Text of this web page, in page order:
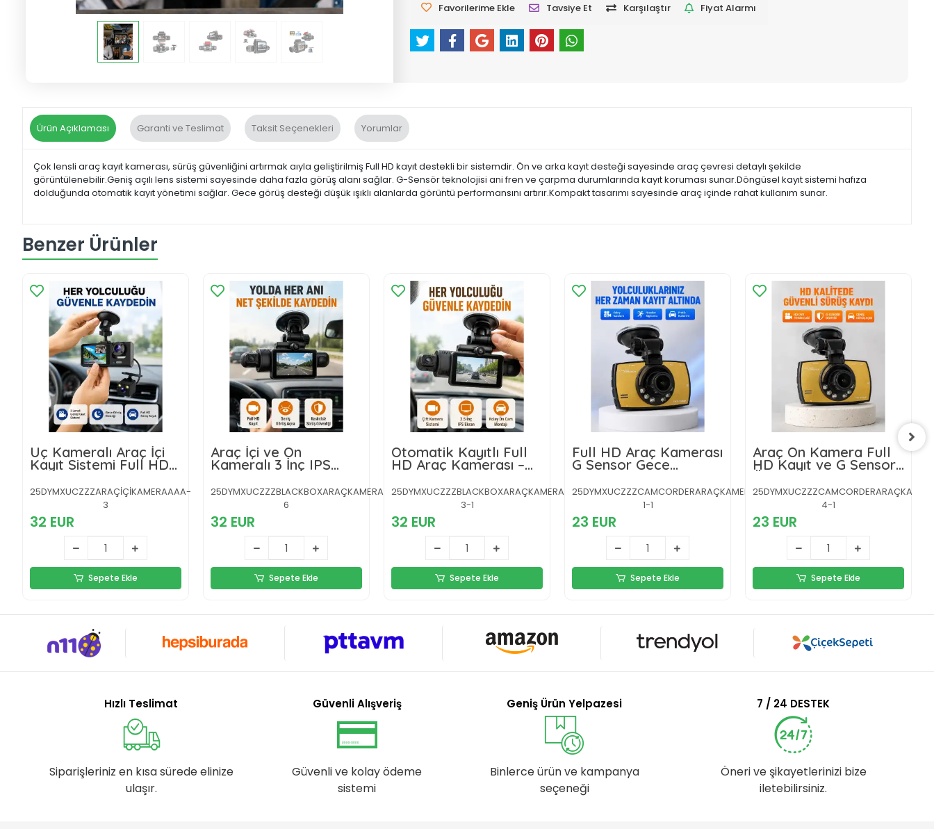
Favorilerime Ekle Tavsiye Et Karşılaştır Fiyat Alarmı
Ürün Açıklaması Garanti ve Teslimat Taksit Seçenekleri Yorumlar
Çok lensli araç kayıt kamerası, sürüş güvenliğini artırmak aıyla geliştirilmiş Full HD kayıt destekli bir sistemdir. Ön ve arka kayıt desteği sayesinde araç çevresi detaylı şekilde
görüntülenebilir.Geniş açılı lens sistemi sayesinde daha fazla görüş alanı sağlar. G-Sensör teknolojisi ani fren ve çarpma durumlarında kayıt koruması sunar.Döngüsel kayıt sistemi hafıza
dolduğunda otomatik kayıt yönetimi sağlar. Gece görüş desteği düşük ışıklı alanlarda görüntü performansını artırır.Kompakt tasarımı sayesinde araç içinde rahat kullanım sunar.
Benzer Ürünler
Üç Kameralı Araç İçi
Kayıt Sistemi Full HD
Gece Görüşlü ve G-
Sensör Destekli
25DYMXUCZZZARAÇİÇİKAMERAAAA-
3
32 EUR
Sepete Ekle
Araç İçi ve Ön
Kameralı 3 İnç IPS
Ekranlı Full HD
Güvenlik Kamerası
25DYMXUCZZZBLACKBOXARAÇKAMERASI-
6
32 EUR
Sepete Ekle
Otomatik Kayıtlı Full
HD Araç Kamerası –
Döngüsel Kayıt ve
Hareket Algılama
25DYMXUCZZZBLACKBOXARAÇKAMERASI-
3-1
32 EUR
Sepete Ekle
Full HD Araç Kamerası
G Sensor Gece
25DYMXUCZZZCAMCORDERARAÇKAMERA-
1-1
23 EUR
Sepete Ekle
Araç Ön Kamera Full
HD Kayıt ve G Sensor
Özellikli
4-1
23 EUR
Sepete Ekle
Hızlı Teslimat
Siparişleriniz en kısa sürede elinize
ulaşır.
Güvenli Alışveriş
Güvenli ve kolay ödeme
sistemi
Geniş Ürün Yelpazesi
Binlerce ürün ve kampanya
seçeneği
7 / 24 DESTEK
Öneri ve şikayetlerinizi bize
iletebilirsiniz.